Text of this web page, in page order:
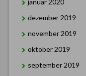
januar 2020
dezember 2019
november 2019
oktober 2019
september 2019